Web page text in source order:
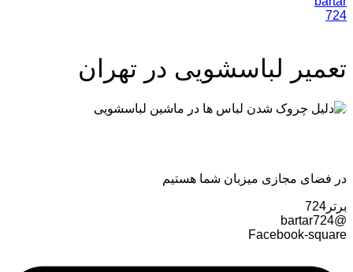
724
تعمیر لباسشویی در تهران
در فضای مجازی میزبان شما هستیم
برتر724
@bartar724
Facebook-square